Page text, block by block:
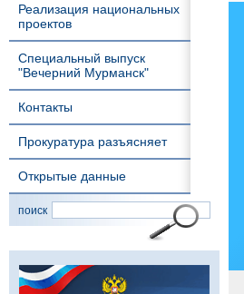
Реализация национальных
проектов
Специальный выпуск
"Вечерний Мурманск"
Контакты
Прокуратура разъясняет
Открытые данные
поиск